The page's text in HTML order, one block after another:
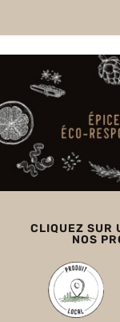
CLIQUEZ SUR
NOS